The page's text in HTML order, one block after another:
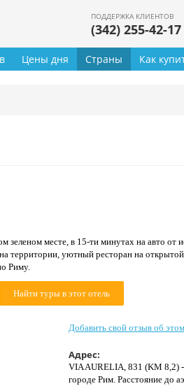
ПОДДЕРЖКА КЛИЕНТОВ
(342) 255-42-17
Цены дня Страны Как
зеленом месте, в 15-ти минутах на авто от
территории, уютный ресторан на
Риму.
Найти туры в этот отель
Добавить свой отзыв об
Адрес:
VIA AURELIA, 831 (KM 8,2)
городе Рим. Расстояние до